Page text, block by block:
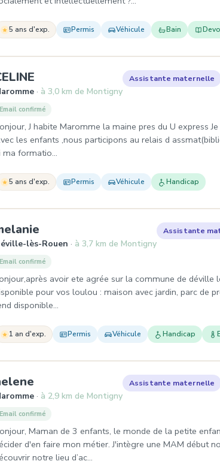
5 ans d'exp. Permis Véhicule Bain
, Assistante maternelle à
à 3,0 km de Montigny
Assistante maternelle
Email confirmé
J habite Maromme la maine pres du U express
les enfants ,nous participons au relais d
ma formatio…
5 ans d'exp. Permis Véhicule Handicap
, Assistante maternelle à
lès-Rouen à 3,7 km de Montigny
Assistante
Email confirmé
avoir ete agrée sur la commune de déville
pour vos loulou : maison avec jardin, parc de
disponible…
1 an d'exp. Permis Véhicule Handicap
, Assistante maternelle à
à 2,9 km de Montigny
Assistante maternelle
Email confirmé
Maman de 3 enfants, le monde de la petite
d'en faire mon métier. J'intègre une MAM début
notre lieu d’ac…